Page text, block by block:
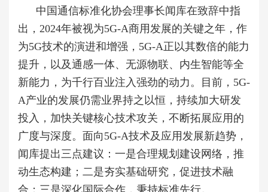
中国通信标准化协会理事长闻库在致辞中指
出，2024年被视为5G-A商用发展的关键之年，作
为5G技术的演进和增强，5G-A正以其数倍的能力
提升，以及通感一体、无源物联、内生智能等全
新能力，为千行百业注入强劲的动力。目前，5G-
A产业的发展仍需业界持之以恒，持续加大研发
投入，加快关键核心技术攻关，不断拓展应用的
广度与深度。面向5G-A技术及应用发展新趋势，
闻库提出三点建议：一是合理规划建设网络，推
动生态构建；二是夯实基础研究，促进技术融